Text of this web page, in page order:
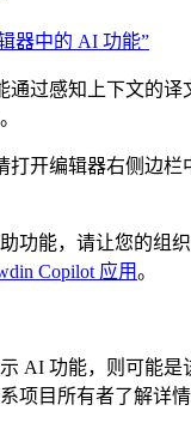
器中的 AI 功能”
通过感知上下文的译
打开编辑器右侧边栏
功能，请让您的组
Copilot 应用。
AI 功能，则可能是
项目所有者了解详情